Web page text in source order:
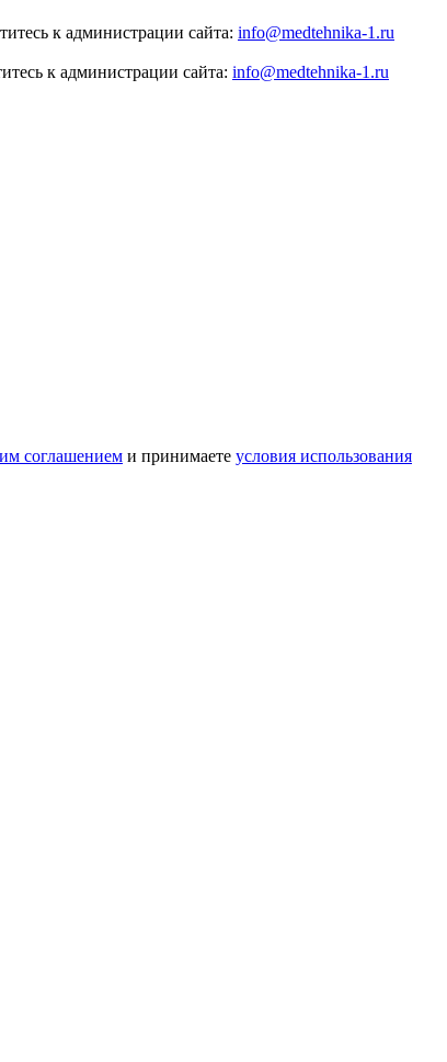
к администрации сайта: info@medtehnika-1.ru
к администрации сайта: info@medtehnika-1.ru
соглашением и принимаете условия использования